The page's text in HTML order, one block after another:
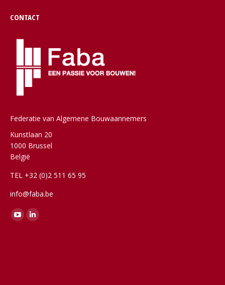
CONTACT
Federatie van Algemene Bouwaannemers
Kunstlaan 20
1000 Brussel
België
TEL +32 (0)2 511 65 95
info@faba.be
Vind ons op:
YouTubeLinkedin